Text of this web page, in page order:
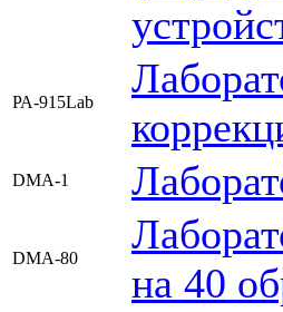
РА-915Lab
DMA-1
DMA-80
на 40